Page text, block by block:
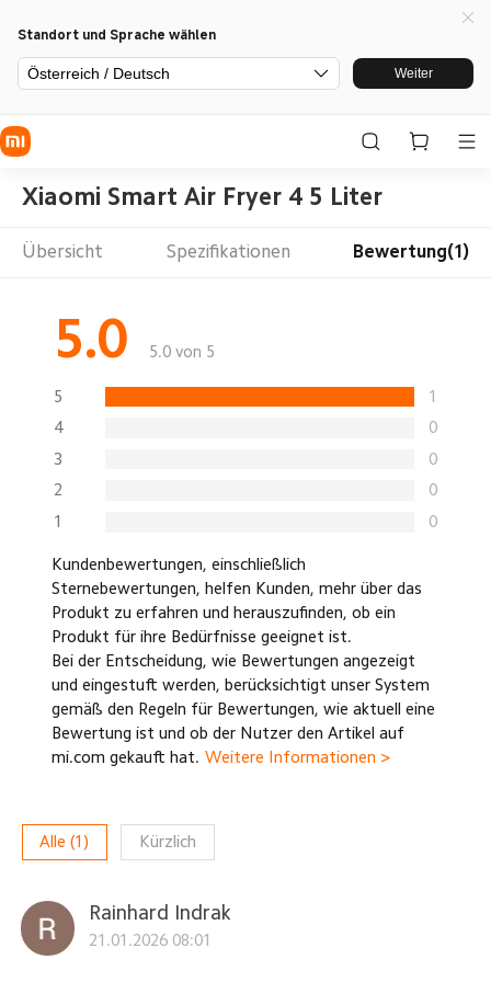
Standort und Sprache wählen
Österreich / Deutsch Weiter
Xiaomi Smart Air Fryer 4 5 Liter
Übersicht Spezifikationen Bewertung(1)
5.0 5.0 von 5
5
1
4
0
3
0
2
0
1
0
Kundenbewertungen, einschließlich
Sternebewertungen, helfen Kunden, mehr über das
Produkt zu erfahren und herauszufinden, ob ein
Produkt für ihre Bedürfnisse geeignet ist.
Bei der Entscheidung, wie Bewertungen angezeigt
und eingestuft werden, berücksichtigt unser System
gemäß den Regeln für Bewertungen, wie aktuell eine
Bewertung ist und ob der Nutzer den Artikel auf
mi.com gekauft hat. Weitere Informationen >
Alle (1) Kürzlich
Rainhard Indrak
21.01.2026 08:01